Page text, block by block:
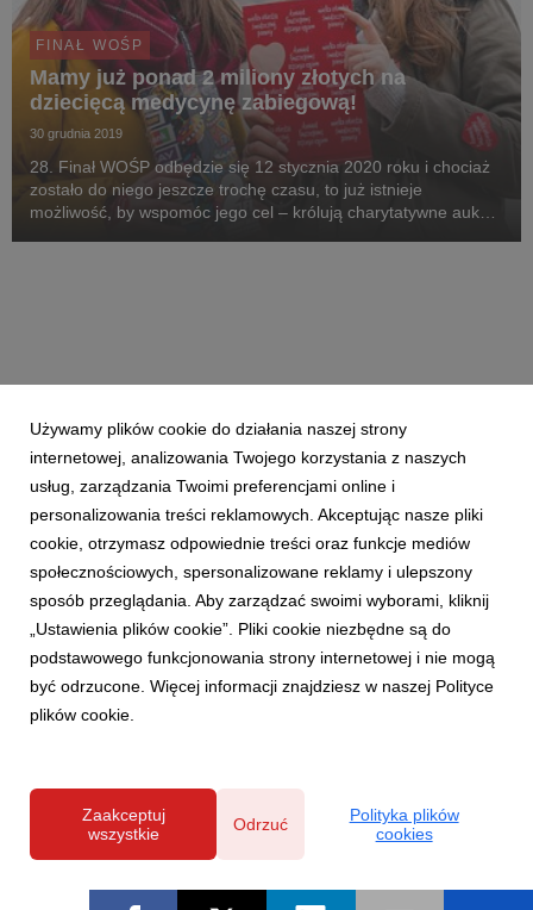
FINAŁ WOŚP
Mamy już ponad 2 miliony złotych na
dziecięcą medycynę zabiegową!
30 grudnia 2019
28. Finał WOŚP odbędzie się 12 stycznia 2020 roku i chociaż
zostało do niego jeszcze trochę czasu, to już istnieje
możliwość, by wspomóc jego cel – królują charytatywne aukcje
Używamy plików cookie do działania naszej strony
internetowej, analizowania Twojego korzystania z naszych
usług, zarządzania Twoimi preferencjami online i
personalizowania treści reklamowych. Akceptując nasze pliki
cookie, otrzymasz odpowiednie treści oraz funkcje mediów
społecznościowych, spersonalizowane reklamy i ulepszony
sposób przeglądania. Aby zarządzać swoimi wyborami, kliknij
„Ustawienia plików cookie”. Pliki cookie niezbędne są do
podstawowego funkcjonowania strony internetowej i nie mogą
być odrzucone. Więcej informacji znajdziesz w naszej Polityce
plików cookie.
Zaakceptuj
wszystkie
Odrzuć
Polityka plików
cookies